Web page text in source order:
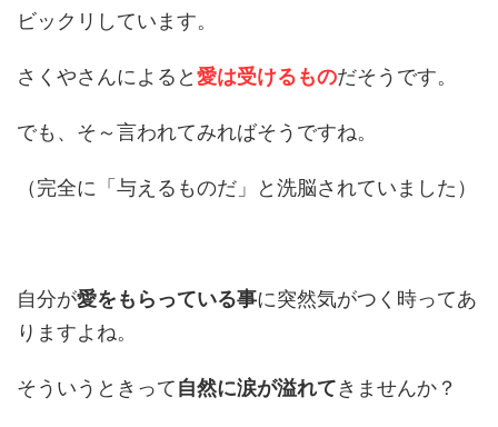
ビックリしています。
さくやさんによると愛は受けるものだそうです。
でも、そ～言われてみればそうですね。
（完全に「与えるものだ」と洗脳されていました）
自分が愛をもらっている事に突然気がつく時ってあ
りますよね。
そういうときって自然に涙が溢れてきませんか？